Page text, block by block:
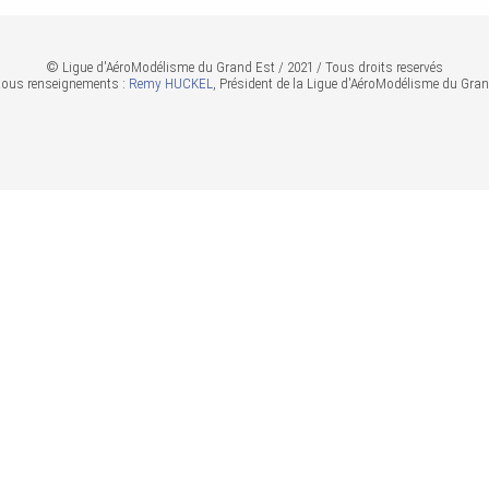
© Ligue d'AéroModélisme du Grand Est / 2021 / Tous droits reservés
renseignements : Remy HUCKEL, Président de la Ligue d'AéroModélisme du